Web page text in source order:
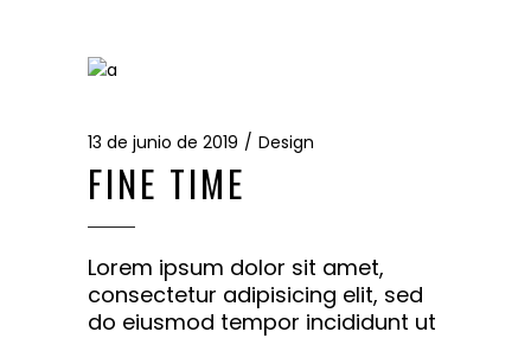
13 de junio de 2019 Design
FINE TIME
Lorem ipsum dolor sit amet,
consectetur adipisicing elit, sed
do eiusmod tempor incididunt ut